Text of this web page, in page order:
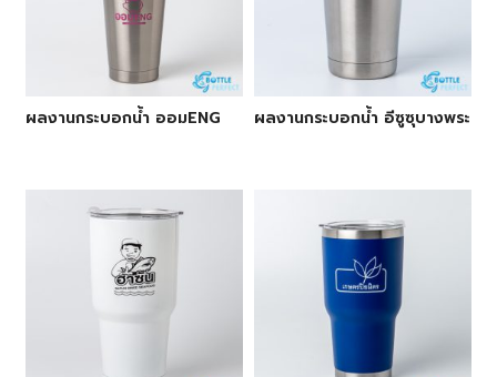
ผลงานกระบอกน้ำ ออมENG ผลงานกระบอกน้ำ อีซูซุบางพระ